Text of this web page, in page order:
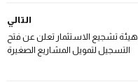
التالي
هيئة تشجيع الاستثمار تعلن عن فتح
التسجيل لتمويل المشاريع الصغيرة